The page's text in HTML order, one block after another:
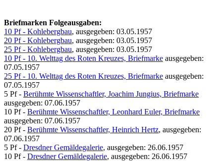
Briefmarken Folgeausgaben:
10 Pf - Kohlebergbau, ausgegeben: 03.05.1957
20 Pf - Kohlebergbau, ausgegeben: 03.05.1957
25 Pf - Kohlebergbau, ausgegeben: 03.05.1957
10 Pf - 10. Welttag des Roten Kreuzes, Briefmarke ausgegeben:
07.05.1957
25 Pf - 10. Welttag des Roten Kreuzes, Briefmarke ausgegeben:
07.05.1957
5 Pf - Berühmte Wissenschaftler, Joachim Jungius, Briefmarke
ausgegeben: 07.06.1957
10 Pf - Berühmte Wissenschaftler, Leonhard Euler, Briefmarke
ausgegeben: 07.06.1957
20 Pf - Berühmte Wissenschaftler, Heinrich Hertz, ausgegeben:
07.06.1957
5 Pf - Dresdner Gemäldegalerie, ausgegeben: 26.06.1957
10 Pf - Dresdner Gemäldegalerie, ausgegeben: 26.06.1957